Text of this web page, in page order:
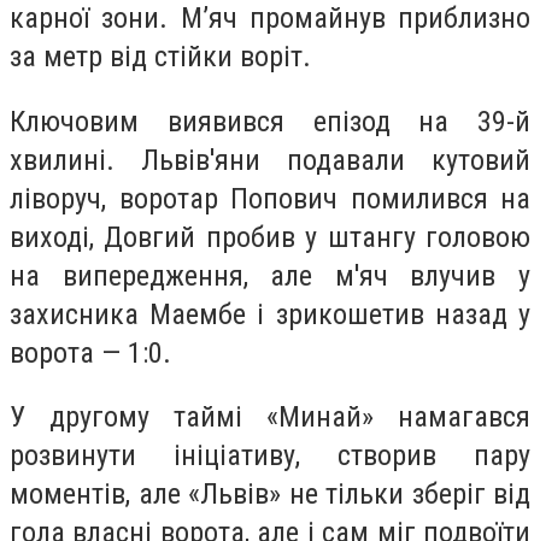
карної зони. М’яч промайнув приблизно
за метр від стійки воріт.
Ключовим виявився епізод на 39-й
хвилині. Львів'яни подавали кутовий
ліворуч, воротар Попович помилився на
виході, Довгий пробив у штангу головою
на випередження, але м'яч влучив у
захисника Маембе і зрикошетив назад у
ворота — 1:0.
У другому таймі «Минай» намагався
розвинути ініціативу, створив пару
моментів, але «Львів» не тільки зберіг від
гола власні ворота, але і сам міг подвоїти